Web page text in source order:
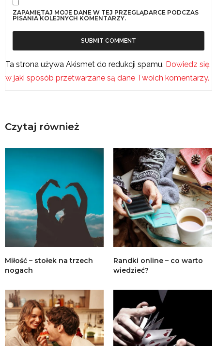
ZAPAMIĘTAJ MOJE DANE W TEJ PRZEGLĄDARCE PODCZAS
PISANIA KOLEJNYCH KOMENTARZY.
Ta strona używa Akismet do redukcji spamu. Dowiedz się,
w jaki sposób przetwarzane są dane Twoich komentarzy.
Czytaj również
Miłość – stołek na trzech
nogach
Randki online – co warto
wiedzieć?